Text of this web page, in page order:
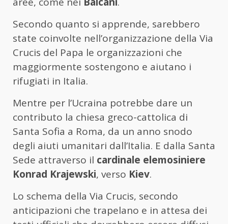
Secondo quanto si apprende, sarebbero
state coinvolte nell’organizzazione della Via
Crucis del Papa le organizzazioni che
maggiormente sostengono e aiutano i
rifugiati in Italia.
Mentre per l’Ucraina potrebbe dare un
contributo la chiesa greco-cattolica di
Santa Sofia a Roma, da un anno snodo
degli aiuti umanitari dall’Italia. E dalla Santa
Sede attraverso il cardinale elemosiniere
Konrad Krajewski, verso Kiev.
Lo schema della Via Crucis, secondo
anticipazioni che trapelano e in attesa dei